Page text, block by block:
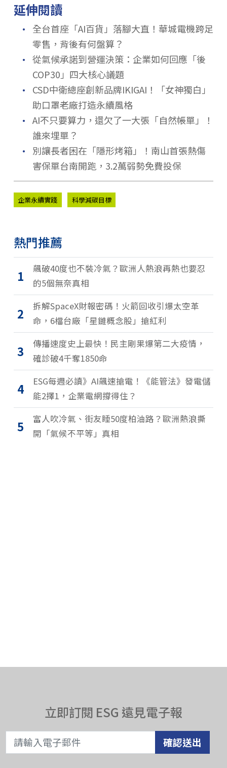
延伸閱讀
．
全台首座「AI百貨」落腳大直！華城電機跨足
零售，背後有何盤算？
． 從氣候承諾到營運決策：企業如何回應「後
COP30」四大核心議題
．
CSD中衛總座創新品牌IKIGAI！「女神獨白」
助口罩老廠打造永續風格
． AI不只要算力，還欠了一大張「自然帳單」！
誰來埋單？
．
別讓長者困在「隱形烤箱」！南山首張熱傷
害保單台南開跑，3.2萬弱勢免費投保
企業永續實踐 科學減碳目標
熱門推薦
1
飆破40度也不裝冷氣？歐洲人熱浪再熱也要忍
的5個無奈真相
2
拆解SpaceX財報密碼！火箭回收引爆太空革
命，6檔台廠「星鏈概念股」搶紅利
3
傳播速度史上最快！民主剛果爆第二大疫情，
確診破4千奪1850命
4
ESG每週必讀》AI飆速搶電！《能管法》發電儲
能2擇1，企業電網撐得住？
5
富人吹冷氣、街友睡50度柏油路？歐洲熱浪撕
開「氣候不平等」真相
立即訂閱 ESG 遠見電子報
確認送出